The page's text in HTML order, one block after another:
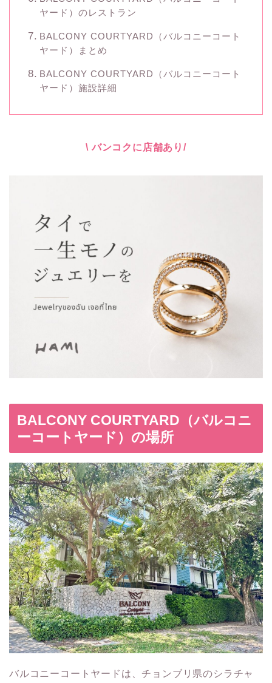
ヤード）のレストラン
BALCONY COURTYARD（バルコニーコート
ヤード）まとめ
BALCONY COURTYARD（バルコニーコート
ヤード）施設詳細
\ バンコクに店舗あり/
BALCONY COURTYARD（バルコニ
ーコートヤード）の場所
バルコニーコートヤードは、チョンブリ県のシラチャ